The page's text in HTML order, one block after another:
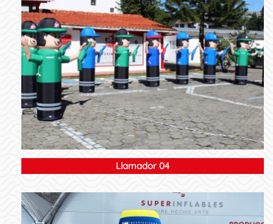
Llamador 04